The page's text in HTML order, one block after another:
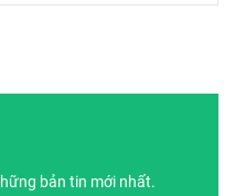
bản tin mới nhất.